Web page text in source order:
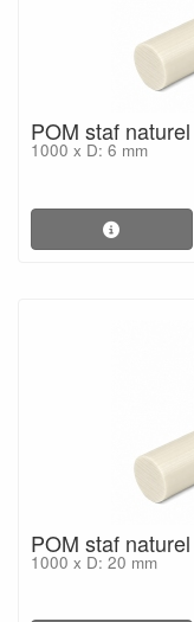
POM staf naturel
1000 x D: 6 mm
POM staf naturel
1000 x D: 20 mm